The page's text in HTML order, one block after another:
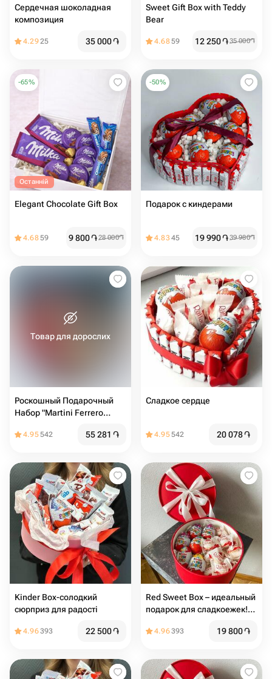
Сердечная шоколадная
композиция
4.2925 35 000֏
Sweet Gift Box with Teddy
Bear
4.6859 12 250֏35 000֏
-65%
Останній
Elegant Chocolate Gift Box
4.6859 9 800֏28 000֏
-50%
Подарок с киндерами
4.8345 19 990֏39 980֏
Товар для дорослих
Роскошный Подарочный
Набор "Martini Ferrero
4.95542 55 281 ֏
Сладкое сердце
4.95542 20 078֏
Kinder Box-солодкий
сюрприз для радості
4.96393 22 500֏
Red Sweet Box – идеальный
подарок для сладкоежек!
4.96393 19 800֏